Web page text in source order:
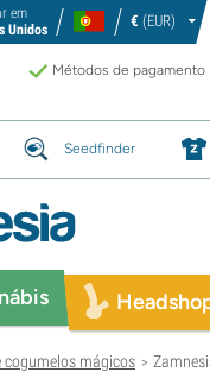
em
Unidos
€ (EUR)
Métodos de pagamento
Seedfinder
cogumelos mágicos >